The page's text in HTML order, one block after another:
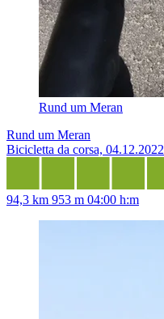
Rund um Meran
Rund um Meran
Bicicletta da corsa, 04.12.2022
94,3 km 953 m 04:00 h:m